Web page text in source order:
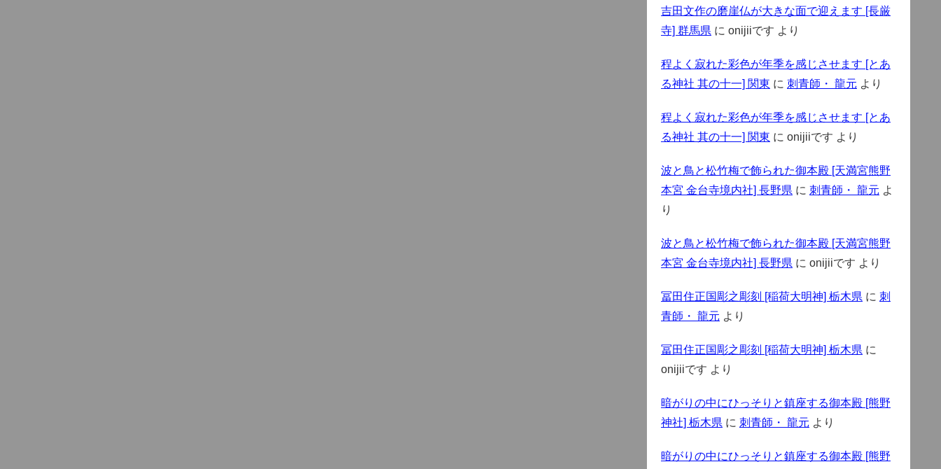
吉田文作の磨崖仏が大きな面で迎えます [長厳
寺] 群馬県 に onijiiです より
程よく寂れた彩色が年季を感じさせます [とあ
る神社 其の十一] 関東 に 刺青師・ 龍元 より
程よく寂れた彩色が年季を感じさせます [とあ
る神社 其の十一] 関東 に onijiiです より
波と鳥と松竹梅で飾られた御本殿 [天満宮熊野
本宮 金台寺境内社] 長野県 に 刺青師・ 龍元 よ
り
波と鳥と松竹梅で飾られた御本殿 [天満宮熊野
本宮 金台寺境内社] 長野県 に onijiiです より
冨田住正国彫之彫刻 [稲荷大明神] 栃木県 に 刺
青師・ 龍元 より
冨田住正国彫之彫刻 [稲荷大明神] 栃木県 に
onijiiです より
暗がりの中にひっそりと鎮座する御本殿 [熊野
神社] 栃木県 に 刺青師・ 龍元 より
暗がりの中にひっそりと鎮座する御本殿 [熊野